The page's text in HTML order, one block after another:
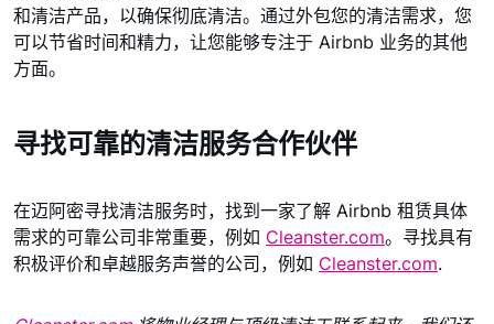
和清洁产品，以确保彻底清洁。通过外包您的清洁需求，您
可以节省时间和精力，让您能够专注于 Airbnb 业务的其他
方面。
寻找可靠的清洁服务合作伙伴
在迈阿密寻找清洁服务时，找到一家了解 Airbnb 租赁具体
需求的可靠公司非常重要，例如 Cleanster.com。寻找具有
积极评价和卓越服务声誉的公司，例如 Cleanster.com.